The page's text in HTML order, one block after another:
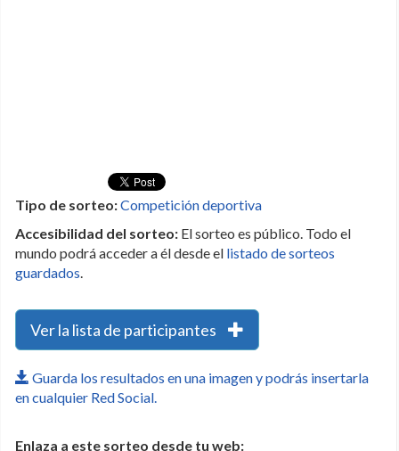
Tipo de sorteo:Competición deportiva
Accesibilidad del sorteo: El sorteo es público. Todo el
mundo podrá acceder a él desde el listado de sorteos
guardados.
Ver la lista de participantes
Guarda los resultados en una imagen y podrás insertarla
en cualquier Red Social.
Enlaza a este sorteo desde tu web: